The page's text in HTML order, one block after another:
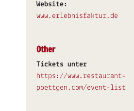
Website:
www.erlebnisfaktur.de
Other
Tickets unter
https://www.restaurant-
poettgen.com/event-list